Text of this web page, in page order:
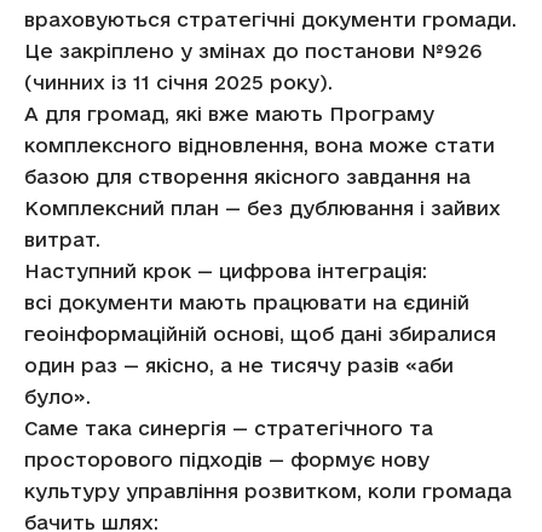
враховуються стратегічні документи громади.
Це закріплено у змінах до постанови №926
(чинних із 11 січня 2025 року).
А для громад, які вже мають Програму
комплексного відновлення, вона може стати
базою для створення якісного завдання на
Комплексний план — без дублювання і зайвих
витрат.
Наступний крок — цифрова інтеграція:
всі документи мають працювати на єдиній
геоінформаційній основі, щоб дані збиралися
один раз — якісно, а не тисячу разів «аби
було».
Саме така синергія — стратегічного та
просторового підходів — формує нову
культуру управління розвитком, коли громада
бачить шлях: